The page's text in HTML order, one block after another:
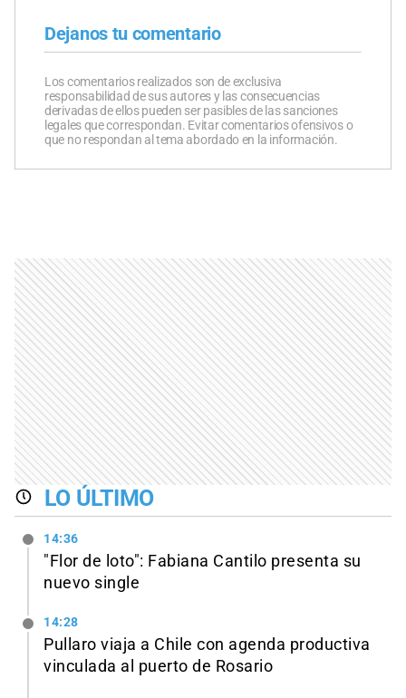
Dejanos tu comentario
Los comentarios realizados son de exclusiva
responsabilidad de sus autores y las consecuencias
derivadas de ellos pueden ser pasibles de las sanciones
legales que correspondan. Evitar comentarios ofensivos o
que no respondan al tema abordado en la información.
LO ÚLTIMO
14:36
"Flor de loto": Fabiana Cantilo presenta su
nuevo single
14:28
Pullaro viaja a Chile con agenda productiva
vinculada al puerto de Rosario